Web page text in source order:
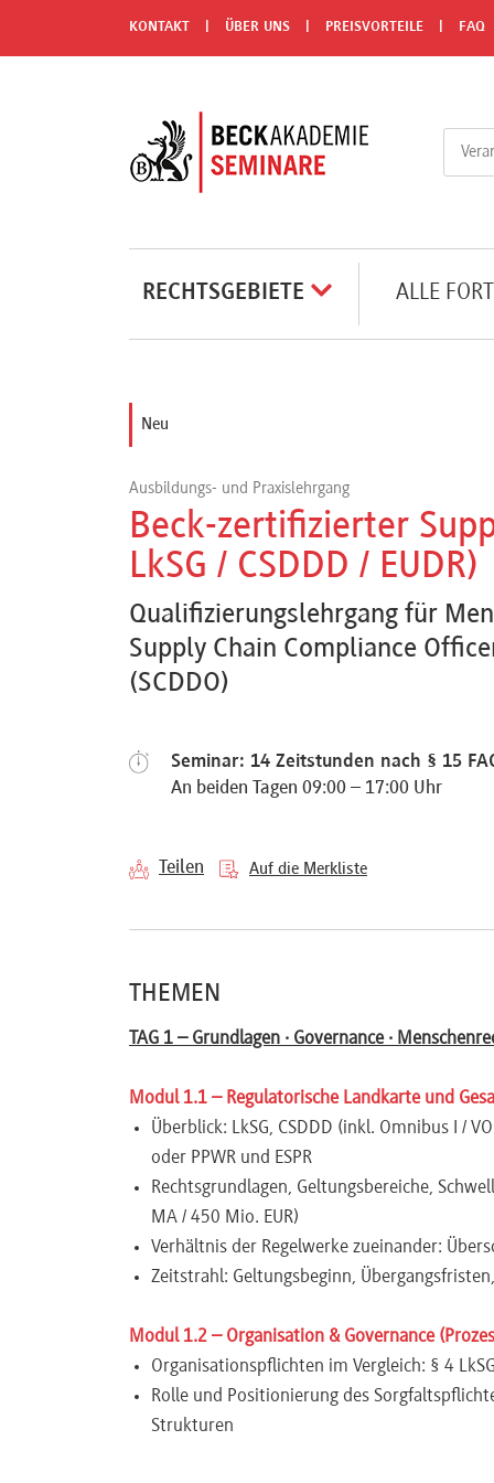
KONTAKT ÜBER UNS PREISVORTEILE FAQ
RECHTSGEBIETE ALLE
Neu
Ausbildungs- und Praxislehrgang
Beck-zertifizierter
LkSG / CSDDD / EUDR)
Qualifizierungslehrgang für
Supply Chain Compliance
(SCDDO)
Seminar: 14 Zeitstunden nach § 15
An beiden Tagen 09:00 – 17:00 Uhr
Teilen Auf die Merkliste
THEMEN
TAG 1 – Grundlagen · Governance ·
Modul 1.1 – Regulatorische Landkarte und
Überblick: LkSG, CSDDD (inkl. Omnibus I /
oder PPWR und ESPR
Rechtsgrundlagen, Geltungsbereiche,
MA / 450 Mio. EUR)
Verhältnis der Regelwerke zueinander:
Zeitstrahl: Geltungsbeginn,
Modul 1.2 – Organisation & Governance
Organisationspflichten im Vergleich: § 4
Rolle und Positionierung des
Strukturen
Aufbau eines internen Kontrollsystems